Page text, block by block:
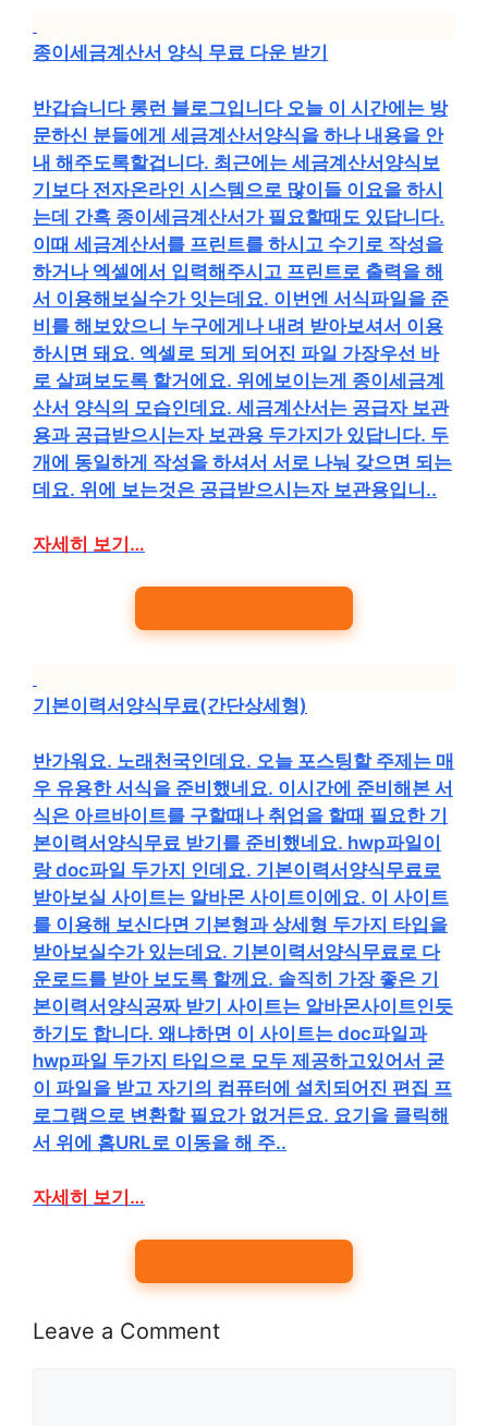
종이세금계산서 양식 무료 다운 받기
반갑습니다 롱런 블로그입니다 오늘 이 시간에는 방
문하신 분들에게 세금계산서양식을 하나 내용을 안
내 해주도록할겁니다. 최근에는 세금계산서양식보
기보다 전자온라인 시스템으로 많이들 이요을 하시
는데 간혹 종이세금계산서가 필요할때도 있답니다.
이때 세금계산서를 프린트를 하시고 수기로 작성을
하거나 엑셀에서 입력해주시고 프린트로 출력을 해
서 이용해보실수가 잇는데요. 이번엔 서식파일을 준
비를 해보았으니 누구에게나 내려 받아보셔서 이용
하시면 돼요. 엑셀로 되게 되어진 파일 가장우선 바
로 살펴보도록 할거에요. 위에보이는게 종이세금계
산서 양식의 모습인데요. 세금계산서는 공급자 보관
용과 공급받으시는자 보관용 두가지가 있답니다. 두
개에 동일하게 작성을 하셔서 서로 나눠 갖으면 되는
데요. 위에 보는것은 공급받으시는자 보관용입니..
자세히 보기…
기본이력서양식무료(간단상세형)
반가워요. 노래천국인데요. 오늘 포스팅할 주제는 매
우 유용한 서식을 준비했네요. 이시간에 준비해본 서
식은 아르바이트를 구할때나 취업을 할때 필요한 기
본이력서양식무료 받기를 준비했네요. hwp파일이
랑 doc파일 두가지 인데요. 기본이력서양식무료로
받아보실 사이트는 알바몬 사이트이에요. 이 사이트
를 이용해 보신다면 기본형과 상세형 두가지 타입을
받아보실수가 있는데요. 기본이력서양식무료로 다
운로드를 받아 보도록 할께요. 솔직히 가장 좋은 기
본이력서양식공짜 받기 사이트는 알바몬사이트인듯
하기도 합니다. 왜냐하면 이 사이트는 doc파일과
hwp파일 두가지 타입으로 모두 제공하고있어서 굳
이 파일을 받고 자기의 컴퓨터에 설치되어진 편집 프
로그램으로 변환할 필요가 없거든요. 요기을 클릭해
서 위에 홈URL로 이동을 해 주..
자세히 보기…
Leave a Comment